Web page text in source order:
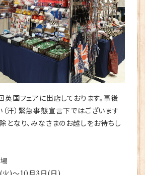
国フェアに出店しております。事後
汗）緊急事態宣言下ではございます
となり、みなさまのお越しをお待ちし